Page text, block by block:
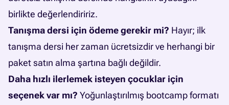
birlikte değerlendiririz.
Tanışma dersi için ödeme gerekir mi? Hayır; ilk
tanışma dersi her zaman ücretsizdir ve herhangi bir
paket satın alma şartına bağlı değildir.
Daha hızlı ilerlemek isteyen çocuklar için
seçenek var mı? Yoğunlaştırılmış bootcamp formatı